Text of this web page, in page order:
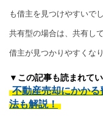
も借主を見つけやすいでし
共有型の場合は、共有し
借主が見つかりやすくなり
▼この記事も読まれて
不動産売却にかか
法も解説！